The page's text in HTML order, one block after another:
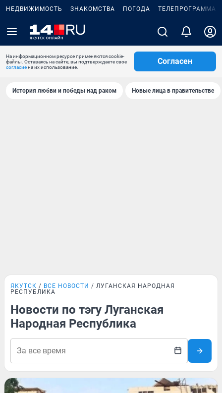
НЕДВИЖИМОСТЬ ЗНАКОМСТВА ПОГОДА ТЕЛЕПРОГРАММА
На информационном ресурсе применяются cookie-
файлы. Оставаясь на сайте, вы подтверждаете свое
согласиена их использование.
Согласен
История любви и победы над раком Новые лица в правительстве
ЯКУТСК ВСЕ НОВОСТИ
ЛУГАНСКАЯ НАРОДНАЯ
РЕСПУБЛИКА
Новости по тэгу Луганская
Народная Республика